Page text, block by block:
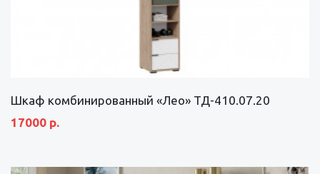
Шкаф комбинированный «Лео» ТД-410.07.20
17000 р.